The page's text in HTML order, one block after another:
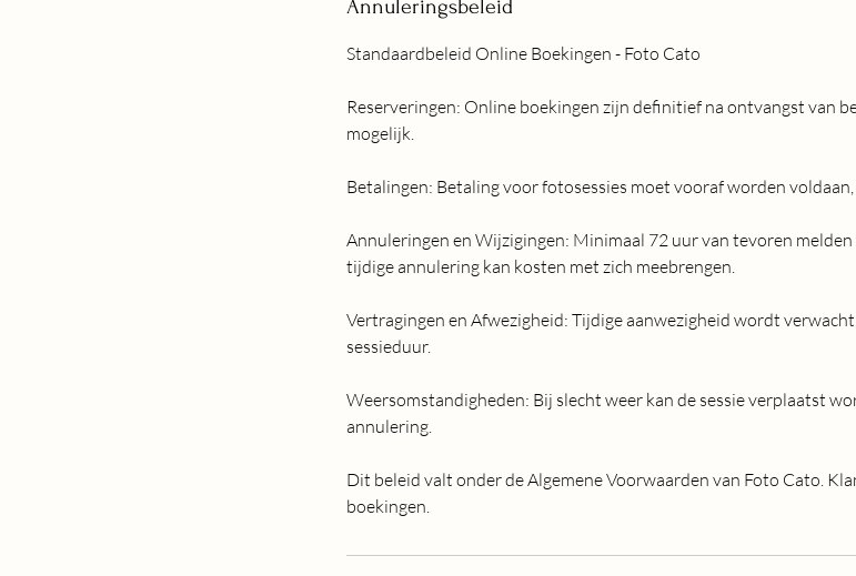
Annuleringsbeleid
Standaardbeleid Online Boekingen - Foto Cato
Reserveringen: Online boekingen zijn definitief na ontvangst van
mogelijk.
Betalingen: Betaling voor fotosessies moet vooraf worden voldaan,
Annuleringen en Wijzigingen: Minimaal 72 uur van tevoren
tijdige annulering kan kosten met zich meebrengen.
Vertragingen en Afwezigheid: Tijdige aanwezigheid wordt
sessieduur.
Weersomstandigheden: Bij slecht weer kan de sessie verplaatst
annulering.
Dit beleid valt onder de Algemene Voorwaarden van Foto Cato.
boekingen.